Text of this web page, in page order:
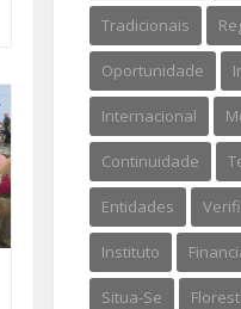
Tradicionais
Oportunidade
Internacional
Continuidade
Entidades
Instituto
Situa-Se